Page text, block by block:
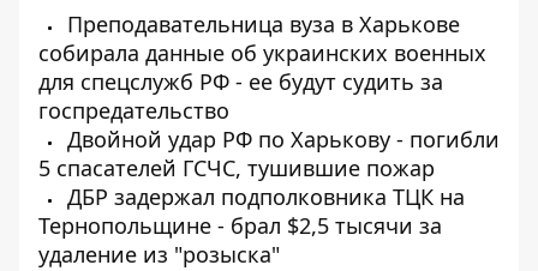
Преподавательница вуза в Харькове
собирала данные об украинских военных
для спецслужб РФ - ее будут судить за
госпредательство
Двойной удар РФ по Харькову - погибли
5 спасателей ГСЧС, тушившие пожар
ДБР задержал подполковника ТЦК на
Тернопольщине - брал $2,5 тысячи за
удаление из "розыска"